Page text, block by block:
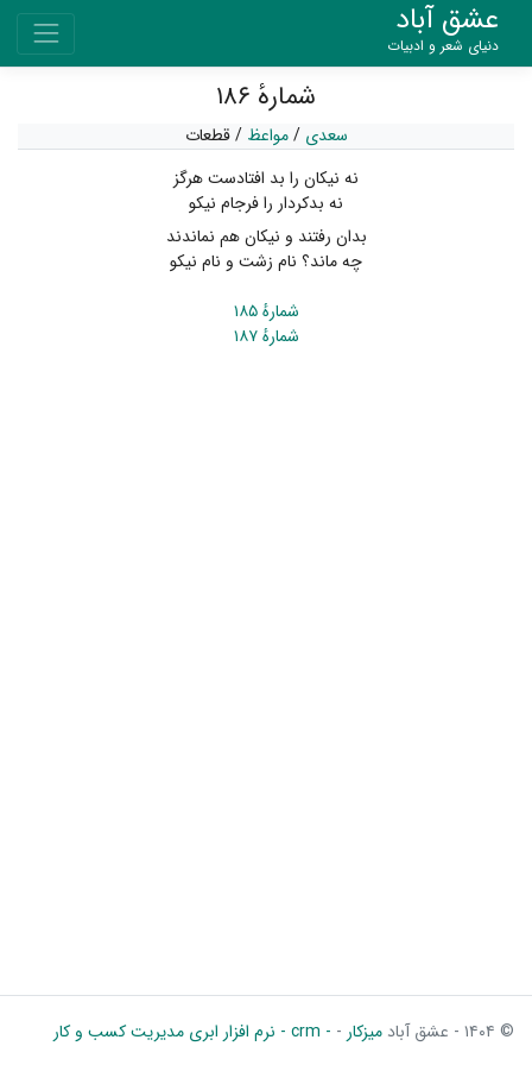
عشق آباد
دنیای شعر و ادبیات
شمارهٔ ۱۸۶
سعدی /مواعظ /قطعات
نه نیکان را بد افتادست هرگز
نه بدکردار را فرجام نیکو
بدان رفتند و نیکان هم نماندند
چه ماند؟ نام زشت و نام نیکو
شمارهٔ ۱۸۵
شمارهٔ ۱۸۷
© ۱۴۰۴ - عشق آباد میزکار - - crm - نرم افزار ابری مدیریت کسب و کار